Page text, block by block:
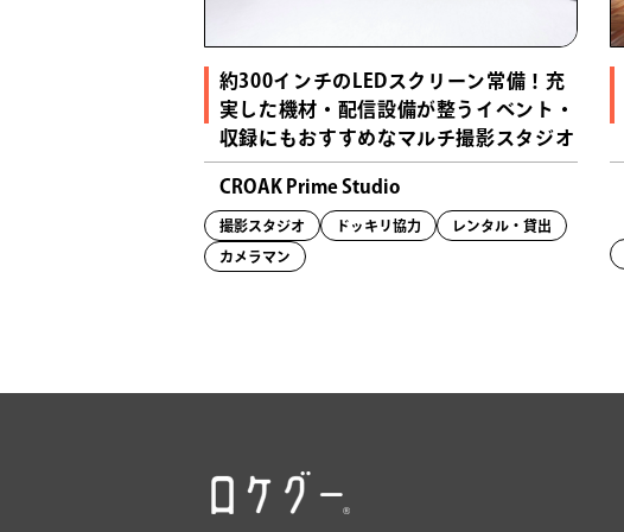
約300インチのLEDスクリーン常備！充
実した機材・配信設備が整うイベント・
収録にもおすすめなマルチ撮影スタジオ
CROAK Prime Studio
撮影スタジオ ドッキリ協力 レンタル・貸出
カメラマン